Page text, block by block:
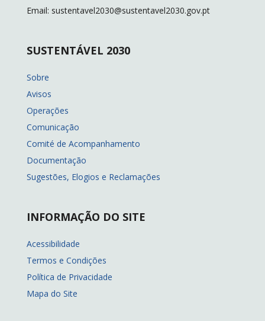
Email: sustentavel2030@sustentavel2030.gov.pt
SUSTENTÁVEL 2030
Sobre
Avisos
Operações
Comunicação
Comité de Acompanhamento
Documentação
Sugestões, Elogios e Reclamações
INFORMAÇÃO DO SITE
Acessibilidade
Termos e Condições
Política de Privacidade
Mapa do Site